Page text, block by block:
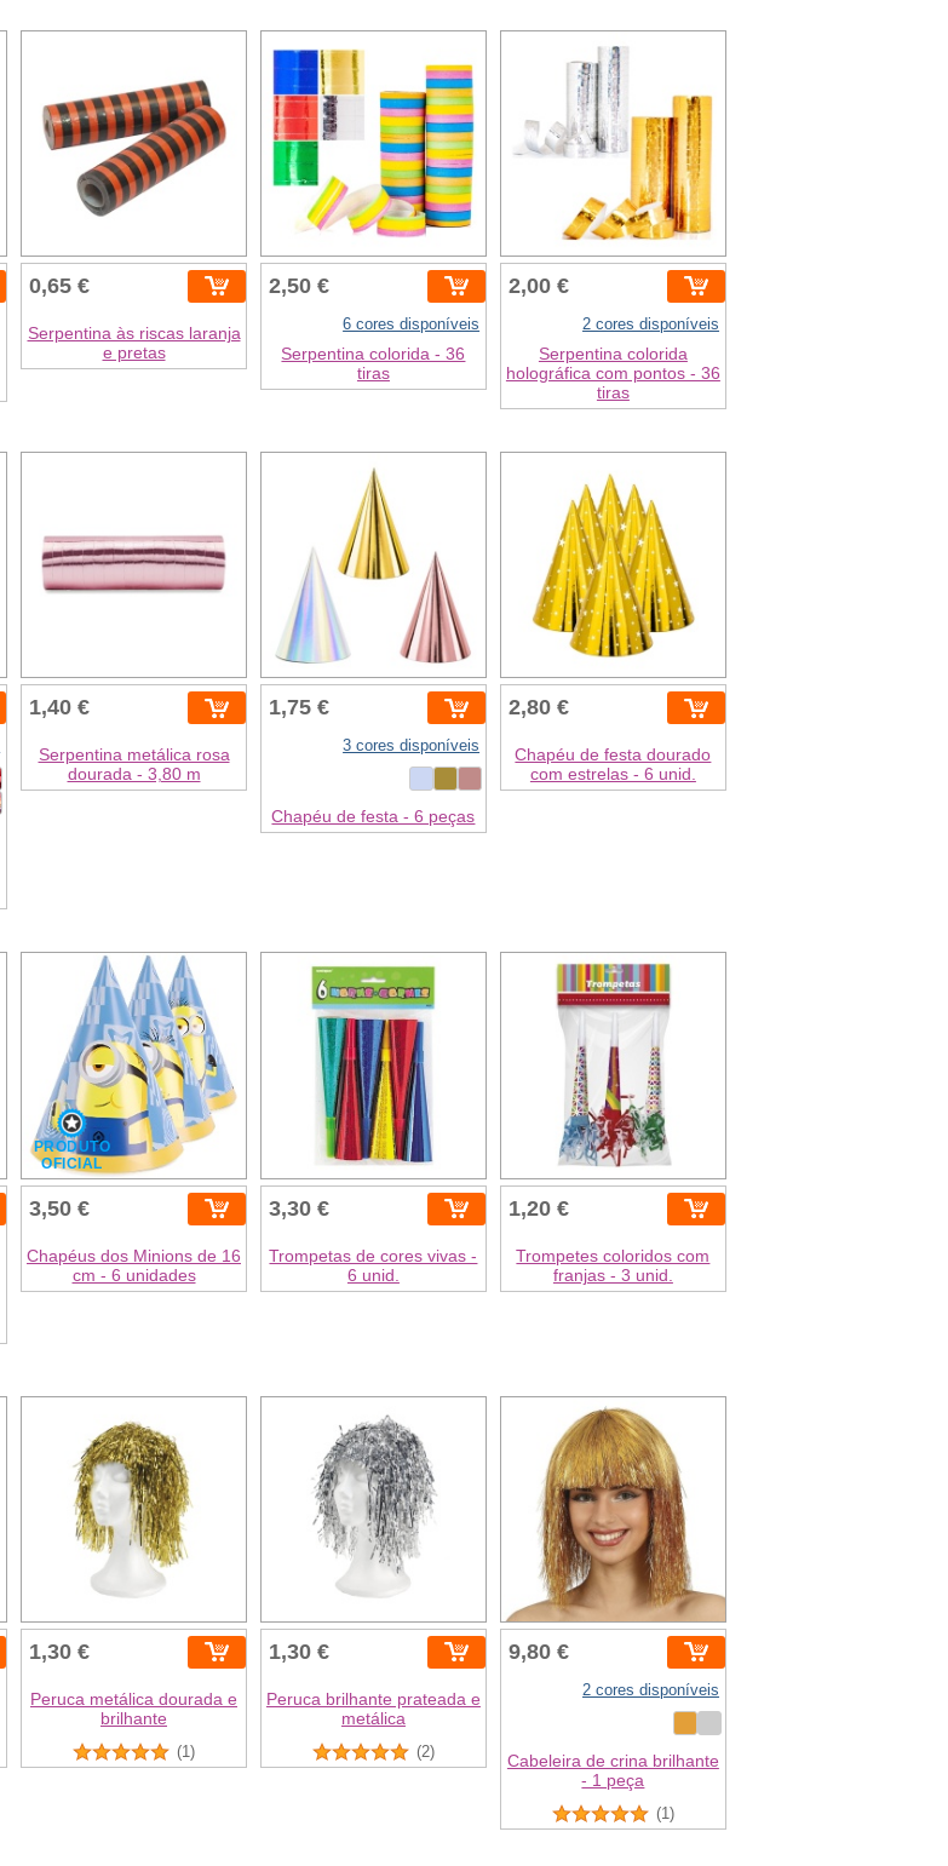
0,65 €
Serpentina às riscas laranja
e pretas
2,50 €
6 cores disponíveis
Serpentina colorida - 36
tiras
2,00 €
2 cores disponíveis
Serpentina colorida
holográfica com pontos - 36
tiras
1,40 €
Serpentina metálica rosa
dourada - 3,80 m
1,75 €
3 cores disponíveis
Chapéu de festa - 6 peças
2,80 €
Chapéu de festa dourado
com estrelas - 6 unid.
PRODUTO
OFICIAL
3,50 €
Chapéus dos Minions de 16
cm - 6 unidades
3,30 €
Trompetas de cores vivas -
6 unid.
1,20 €
Trompetes coloridos com
franjas - 3 unid.
1,30 €
Peruca metálica dourada e
brilhante
(1)
1,30 €
Peruca brilhante prateada e
metálica
(2)
9,80 €
2 cores disponíveis
Cabeleira de crina brilhante
- 1 peça
(1)